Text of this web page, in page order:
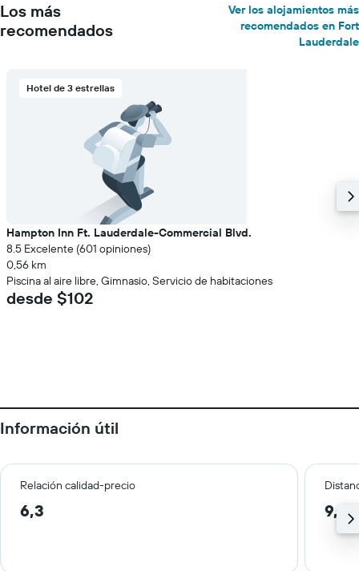
Los más
recomendados
Ver los alojamientos más
recomendados en Fort
Lauderdale
Hotel de 3 estrellas
Hampton Inn Ft. Lauderdale-Commercial Blvd.
8.5 Excelente (601 opiniones)
0,56 km
Piscina al aire libre, Gimnasio, Servicio de habitaciones
desde $102
Información útil
Relación calidad-precio
6,3 9,8